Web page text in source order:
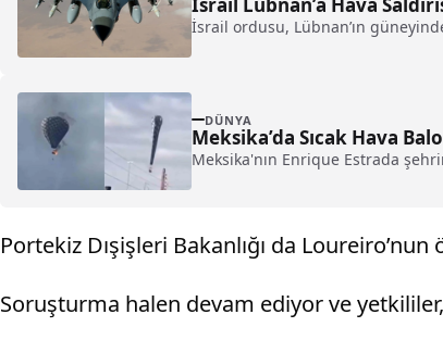
İsrail ordusu, Lübnan’ın
DÜNYA
Meksika’da Sıcak Hava
Meksika'nın Enrique Estrada
Portekiz Dışişleri Bakanlığı da
Soruşturma halen devam ediyor ve yetkililer,